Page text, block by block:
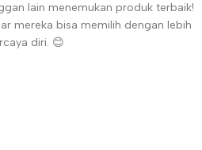
lain menemukan produk terbaik!
mereka bisa memilih dengan lebih
diri. 😊